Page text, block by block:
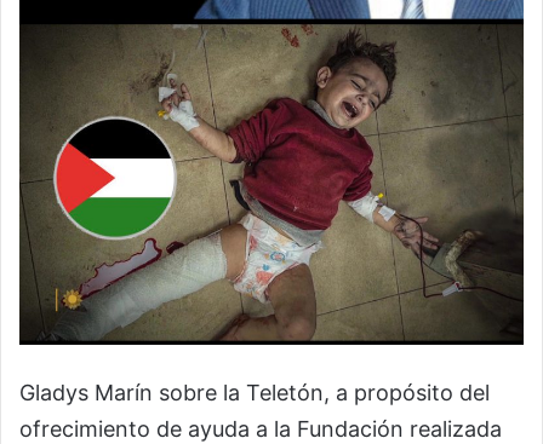
Gladys Marín sobre la Teletón, a propósito del
ofrecimiento de ayuda a la Fundación realizada